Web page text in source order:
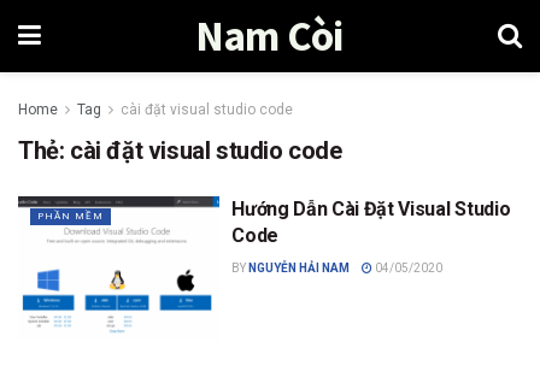
Nam Còi
Home Tag cài đặt visual studio code
Thẻ: cài đặt visual studio code
PHẦN MỀM
Hướng Dẫn Cài Đặt Visual Studio
Code
BY NGUYỄN HẢI NAM 04/05/2020